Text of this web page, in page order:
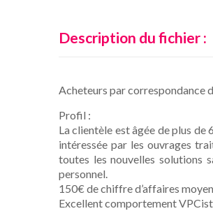
Description du fichier :
Acheteurs par correspondance
Profil :
La clientèle est âgée de plus de
intéressée par les ouvrages
toutes les nouvelles solutions
personnel.
150€ de chiffre d’affaires
Excellent comportement